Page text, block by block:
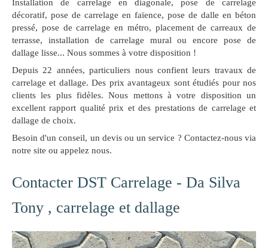
Installation de carrelage en diagonale, pose de carrelage
décoratif, pose de carrelage en faïence, pose de dalle en béton
pressé, pose de carrelage en métro, placement de carreaux de
terrasse, installation de carrelage mural ou encore pose de
dallage lisse... Nous sommes à votre disposition !
Depuis 22 années, particuliers nous confient leurs travaux de
carrelage et dallage. Des prix avantageux sont étudiés pour nos
clients les plus fidèles. Nous mettons à votre disposition un
excellent rapport qualité prix et des prestations de carrelage et
dallage de choix.
Besoin d'un conseil, un devis ou un service ? Contactez-nous via
notre site ou appelez nous.
Contacter DST Carrelage - Da Silva
Tony , carrelage et dallage